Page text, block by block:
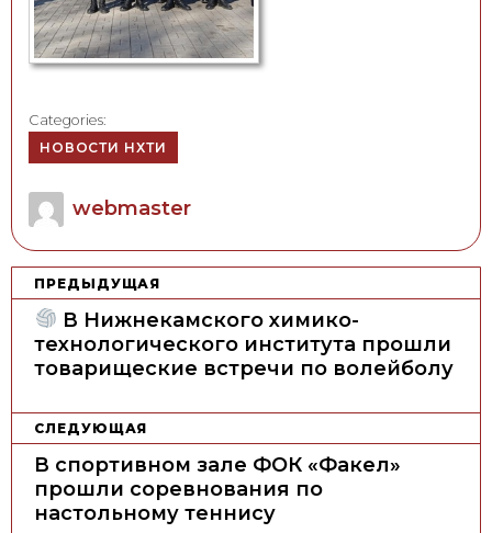
Categories:
НОВОСТИ НХТИ
Author
webmaster
Н
г
а
ПРЕДЫДУЩАЯ
В Нижнекамского химико-
технологического института прошли
товарищеские встречи по волейболу
СЛЕДУЮЩАЯ
В спортивном зале ФОК «Факел»
прошли соревнования по
настольному теннису